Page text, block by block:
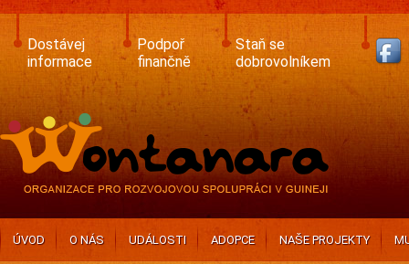
Skip
main
content
Dostávej
informace
Podpoř
finančně
Staň se
dobrovolníkem
ÚVOD O NÁS UDÁLOSTI ADOPCE NAŠE PROJEKTY